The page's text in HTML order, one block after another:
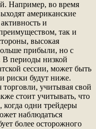
Например, во время
американские
и
так и
высокая
прибыли, но с
В периоды низкой
сессии, может быть
риски будут ниже.
учитывая свой
стоит учитывать, что
одни трейдеры
наблюдаться
более осторожного